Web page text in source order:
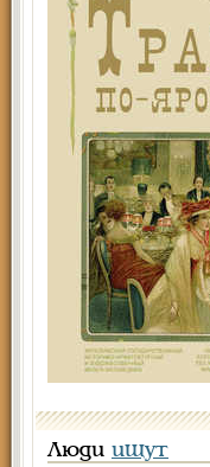
Люди ищут